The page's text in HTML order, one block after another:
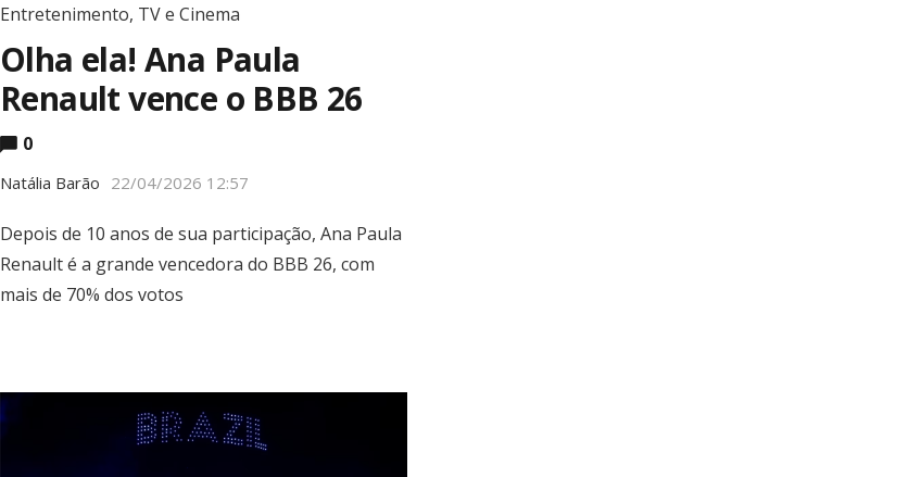
Entretenimento, TV e Cinema
Olha ela! Ana Paula
Renault vence o BBB 26
0
Natália Barão 22/04/2026 12:57
Depois de 10 anos de sua participação, Ana Paula
Renault é a grande vencedora do BBB 26, com
mais de 70% dos votos